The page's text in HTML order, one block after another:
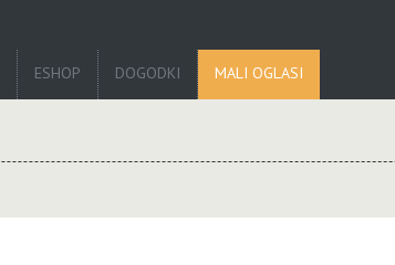
ESHOP DOGODKI MALI OGLASI